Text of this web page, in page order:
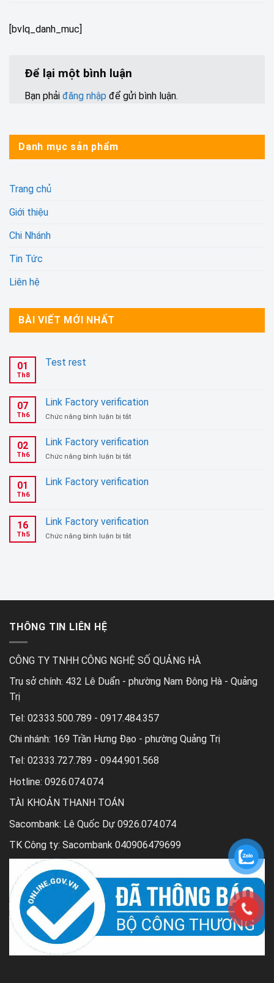
[bvlq_danh_muc]
Để lại một bình luận
Bạn phải đăng nhập để gửi bình luận.
Danh mục sản phẩm
Trang chủ
Giới thiệu
Chi Nhánh
Tin Tức
Liên hệ
BÀI VIẾT MỚI NHẤT
01
Th8
Test rest
07
Th6
Link Factory verification
Chức năng bình luận bị tắtở
Factory
verification
02
Th6
Link Factory verification
Chức năng bình luận bị tắtở
Factory
verification
01
Th6
Link Factory verification
16
Th5
Link Factory verification
Chức năng bình luận bị tắtở
THÔNG TIN LIÊN HỆ
CÔNG TY TNHH CÔNG NGHỆ SỐ QUẢNG HÀ
Trụ sở chính: 432 Lê Duẩn - phường Nam Đông Hà - Quảng
Trị
Tel: 02333.500.789 - 0917.484.357
Chi nhánh: 169 Trần Hưng Đạo - phường Quảng Trị
Tel: 02333.727.789 - 0944.901.568
Hotline: 0926.074.074
TÀI KHOẢN THANH TOÁN
Sacombank: Lê Quốc Dự 0926.074.074
TK Công ty: Sacombank 040906479699